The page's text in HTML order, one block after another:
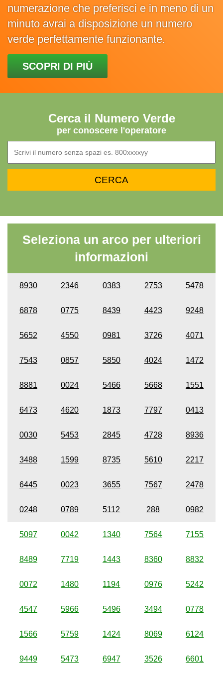
numerazione che preferisci e in meno di un
minuto avrai a disposizione un numero
verde perfettamente funzionante.
SCOPRI DI PIÙ
Cerca il Numero Verde
per conoscere l'operatore
Seleziona un arco per ulteriori
informazioni
8930 2346 0383 2753 5478
6878 0775 8439 4423 9248
5652 4550 0981 3726 4071
7543 0857 5850 4024 1472
8881 0024 5466 5668 1551
6473 4620 1873 7797 0413
0030 5453 2845 4728 8936
3488 1599 8735 5610 2217
6445 0023 3655 7567 2478
0248 0789 5112 288 0982
5097 0042 1340 7564 7155
8489 7719 1443 8360 8832
0072 1480 1194 0976 5242
4547 5966 5496 3494 0778
1566 5759 1424 8069 6124
9449 5473 6947 3526 6601